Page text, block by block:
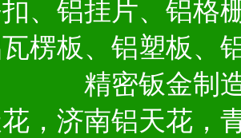
、铝挂片、铝格
楞板、铝塑板、
精密钣金制
，济南铝天花，